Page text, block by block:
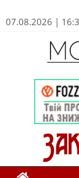
07.08.2026 |